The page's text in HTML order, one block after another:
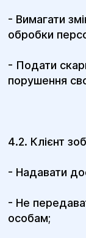
- Вимагати
обробки
- Подати
порушення
4.2. Клієнт
- Надавати
- Не
особам;